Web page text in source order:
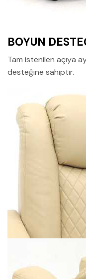
BOYUN
Tam istenilen açıya
desteğine sahiptir.